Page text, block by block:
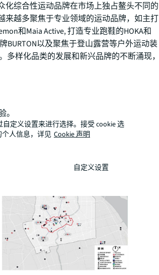
化综合性运动品牌在市场上独占鳌头不同的
来越多聚焦于专业领域的运动品牌，如主打
和Maia Active, 打造专业跑鞋的HOKA和
BURTON以及聚焦于登山露营等户外运动装
多样化品类的发展和新兴品牌的不断涌现，
。
定义设置来进行选择。接受 cookie 选
人信息，详见 Cookie 声明
自定义设置